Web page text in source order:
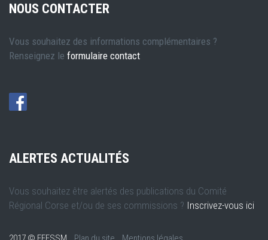
NOUS CONTACTER
Vous souhaitez des informations complémentaires ?
Renseignez le formulaire contact
ALERTES ACTUALITÉS
Vous souhaitez être alertés des publications du Comité
Régional Corse et/ou de ses commissions ? Inscrivez-vous ici